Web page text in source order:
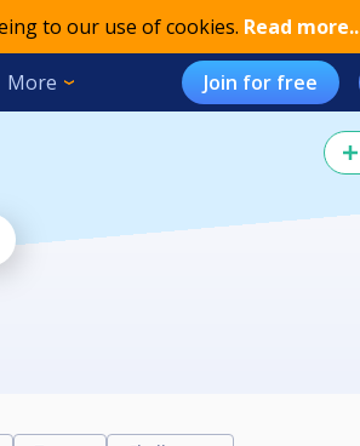
to our use of cookies. Read more..
More Join for free